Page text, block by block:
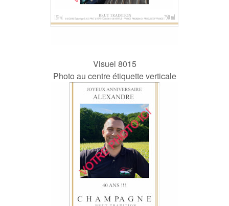
Visuel 8015
Photo au centre étiquette verticale